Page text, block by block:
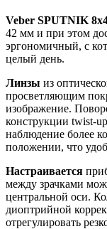
Veber SPUTNIK
42 мм и при этом
эргономичный, с
целый день.
Линзы из
просветляющим
изображение.
конструкции twist-
наблюдение более
положении, что
Настраивается
между зрачками
центральной оси.
диоптрийной
отрегулировать